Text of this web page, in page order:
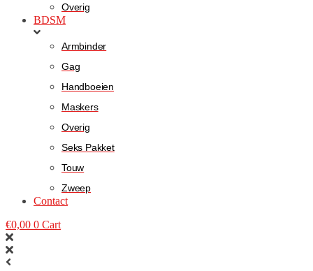
Overig
BDSM
Armbinder
Gag
Handboeien
Maskers
Overig
Seks Pakket
Touw
Zweep
Contact
€0,00 0 Cart